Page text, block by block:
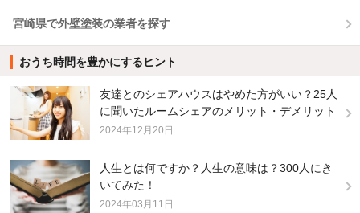
宮崎県で外壁塗装の業者を探す
おうち時間を豊かにするヒント
友達とのシェアハウスはやめた方がいい？25人
に聞いたルームシェアのメリット・デメリット
2024年12月20日
人生とは何ですか？人生の意味は？300人にき
いてみた！
2024年03月11日